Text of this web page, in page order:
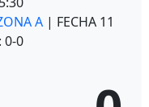
A | FECHA 11
0-0